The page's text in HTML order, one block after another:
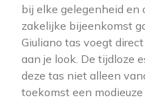
bij elke gelegenheid en
zakelijke bijeenkomst
Giuliano tas voegt
aan je look. De tijdloze
deze tas niet alleen
toekomst een